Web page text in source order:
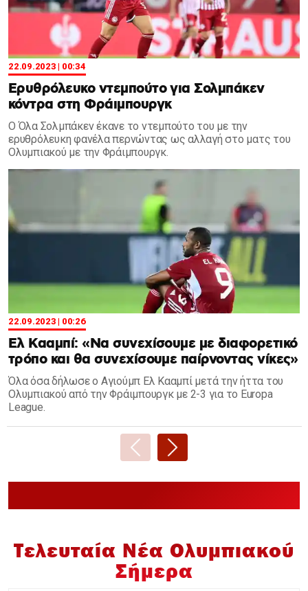
22.09.2023 | 00:34
Ερυθρόλευκο ντεμπούτο για Σολμπάκεν
κόντρα στη Φράιμπουργκ
Ο Όλα Σολμπάκεν έκανε το ντεμπούτο του με την
ερυθρόλευκη φανέλα περνώντας ως αλλαγή στο ματς του
Ολυμπιακού με την Φράιμπουργκ.
22.09.2023 | 00:26
Ελ Κααμπί: «Να συνεχίσουμε με διαφορετικό
τρόπο και θα συνεχίσουμε παίρνοντας νίκες»
Όλα όσα δήλωσε ο Αγιούμπ Ελ Κααμπί μετά την ήττα του
Ολυμπιακού από την Φράιμπουργκ με 2-3 για το Europa
League.
Τελευταία Νέα Ολυμπιακού
Σήμερα